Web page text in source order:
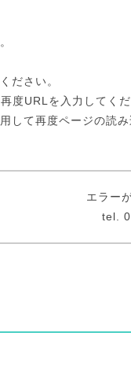
ださい。
度URLを入力してくだ
して再度ページの読み
エラー
tel.